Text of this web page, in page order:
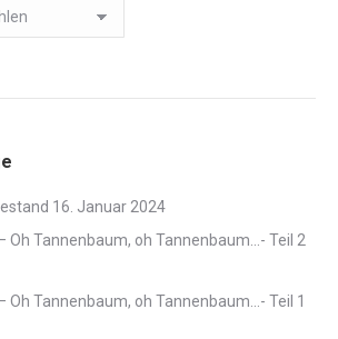
16. Januar 2024
Oh Tannenbaum, oh Tannenbaum…- Teil 2
Oh Tannenbaum, oh Tannenbaum…- Teil 1